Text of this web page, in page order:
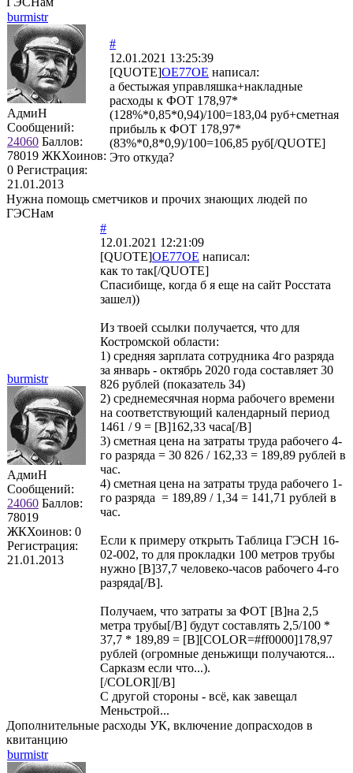
burmistr
АдмиН
Сообщений:
24060 Баллов:
78019 ЖКХоинов:
0 Регистрация:
21.01.2013
#
12.01.2021 13:25:39
[QUOTE]OE77OE написал:
а бестыжая управляшка+накладные
расходы к ФОТ 178,97*
(128%*0,85*0,94)/100=183,04 руб+сметная
прибыль к ФОТ 178,97*
(83%*0,8*0,9)/100=106,85 руб[/QUOTE]
Это откуда?
Нужна помощь сметчиков и прочих знающих людей по
ГЭСНам
burmistr
АдмиН
Сообщений:
24060 Баллов:
78019
ЖКХоинов: 0
Регистрация:
21.01.2013
#
12.01.2021 12:21:09
[QUOTE]OE77OE написал:
как то так[/QUOTE]
Спасибище, когда б я еще на сайт Росстата
зашел))
Из твоей ссылки получается, что для
Костромской области:
1) средняя зарплата сотрудника 4го разряда
за январь - октябрь 2020 года составляет 30
826 рублей (показатель З4)
2) среднемесячная норма рабочего времени
на соответствующий календарный период
1461 / 9 = [B]162,33 часа[/B]
3) сметная цена на затраты труда рабочего 4-
го разряда = 30 826 / 162,33 = 189,89 рублей в
час.
4) сметная цена на затраты труда рабочего 1-
го разряда = 189,89 / 1,34 = 141,71 рублей в
час.
Если к примеру открыть Таблица ГЭСН 16-
02-002, то для прокладки 100 метров трубы
нужно [B]37,7 человеко-часов рабочего 4-го
разряда[/B].
Получаем, что затраты за ФОТ [B]на 2,5
метра трубы[/B] будут составлять 2,5/100 *
37,7 * 189,89 = [B][COLOR=#ff0000]178,97
рублей (огромные деньжищи получаются...
Сарказм если что...).
[/COLOR][/B]
С другой стороны - всё, как завещал
Меньстрой...
Дополнительные расходы УК, включение допрасходов в
квитанцию
burmistr